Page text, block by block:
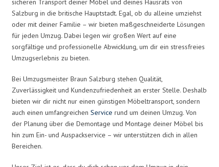
sicheren Transport deiner Möbel und deines Hausrats von
Salzburg in die britische Hauptstadt. Egal, ob du alleine umziehst
oder mit deiner Familie – wir bieten maßgeschneiderte Lösungen
für jeden Umzug. Dabei legen wir großen Wert auf eine
sorgfältige und professionelle Abwicklung, um dir ein stressfreies
Umzugserlebnis zu bieten.
Bei Umzugsmeister Braun Salzburg stehen Qualität,
Zuverlässigkeit und Kundenzufriedenheit an erster Stelle. Deshalb
bieten wir dir nicht nur einen günstigen Möbeltransport, sondern
auch einen umfangreichen Service rund um deinen Umzug. Von
der Planung über die Demontage und Montage deiner Möbel bis
hin zum Ein- und Auspackservice – wir unterstützen dich in allen
Bereichen.